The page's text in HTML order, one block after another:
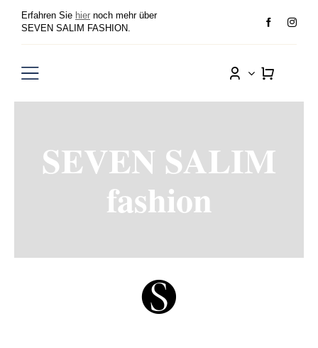
Inhalt
springen
Erfahren Sie hier noch mehr über
SEVEN SALIM FASHION.
Toggle
Herren
SEVEN SALIM
fashion